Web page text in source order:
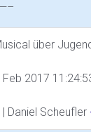
über
Feb 2017
| Daniel Scheufler